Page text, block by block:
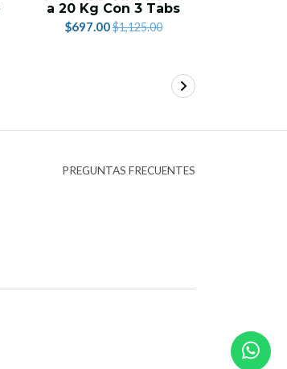
a 20 Kg Con 3 Tabs
$697.00$1,125.00
PREGUNTAS FRECUENTES